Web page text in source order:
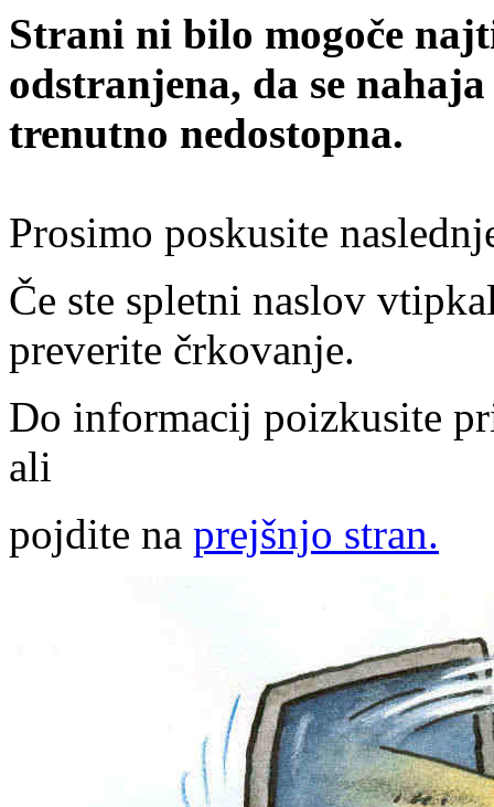
Strani ni bilo mogoče
odstranjena, da se
trenutno nedostopna.
Prosimo poskusite
Če ste spletni naslov
preverite črkovanje.
Do informacij poizkusite
ali
pojdite na prejšnjo stran.